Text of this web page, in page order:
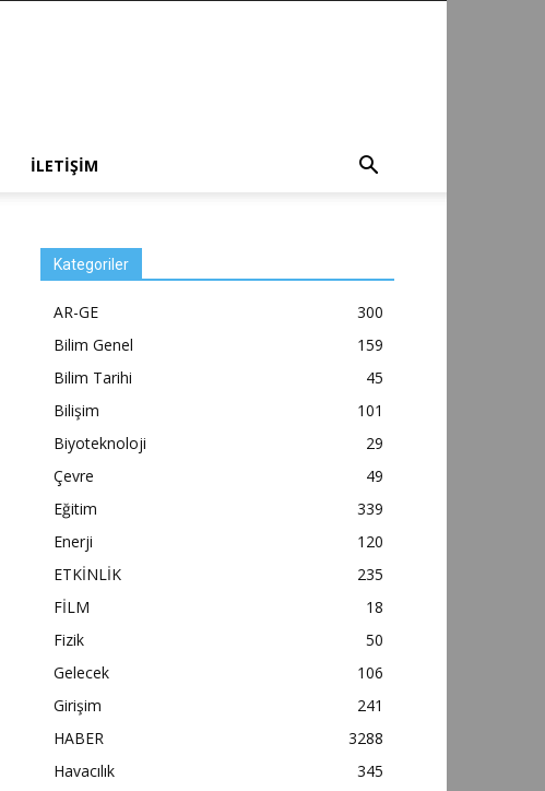
İLETİŞİM
Kategoriler
AR-GE
300
Bilim Genel
159
Bilim Tarihi
45
Bilişim
101
Biyoteknoloji
29
Çevre
49
Eğitim
339
Enerji
120
ETKİNLİK
235
FİLM
18
Fizik
50
Gelecek
106
Girişim
241
HABER
3288
Havacılık
345